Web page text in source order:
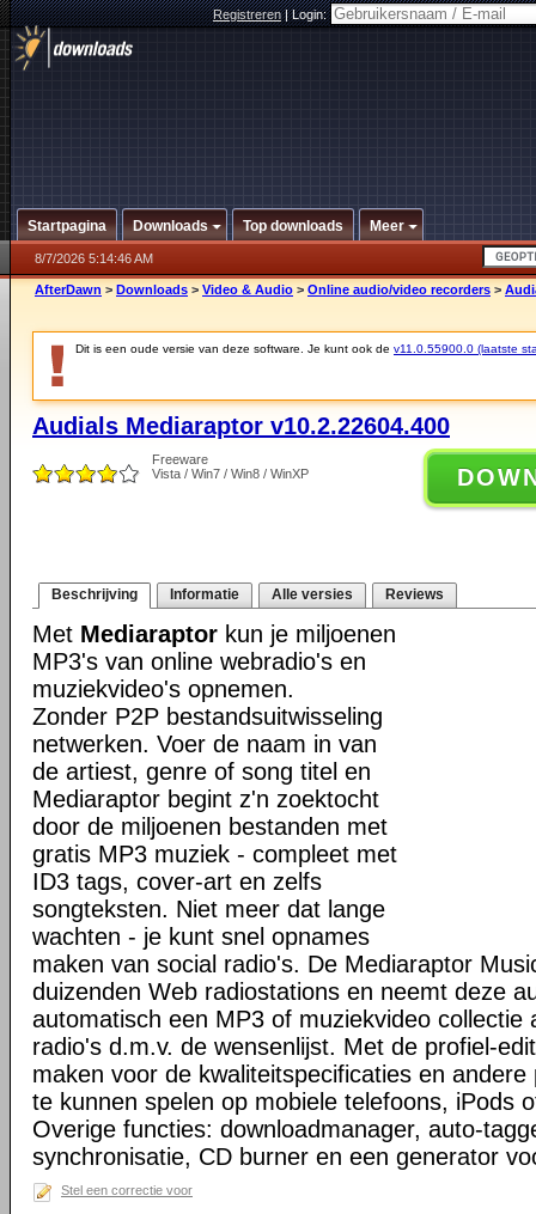
Registreren|Login:
Startpagina Downloads Top downloads Meer
8/7/2026 5:14:46 AM
AfterDawn > Downloads > Video & Audio > Online audio/video recorders >
Dit is een oude versie van deze software. Je kunt ook de v11.0.55900.0 (laatste
Audials Mediaraptor v10.2.22604.400
Freeware
Vista / Win7 / Win8 / WinXP
Beschrijving Informatie Alle versies Reviews
Met Mediaraptor kun je miljoenen
MP3's van online webradio's en
muziekvideo's opnemen.
Zonder P2P bestandsuitwisseling
netwerken. Voer de naam in van
de artiest, genre of song titel en
Mediaraptor begint z'n zoektocht
door de miljoenen bestanden met
gratis MP3 muziek - compleet met
ID3 tags, cover-art en zelfs
songteksten. Niet meer dat lange
wachten - je kunt snel opnames
maken van social radio's. De Mediaraptor
duizenden Web radiostations en neemt deze
automatisch een MP3 of muziekvideo collectie
radio's d.m.v. de wensenlijst. Met de profiel-
maken voor de kwaliteitspecificaties en
te kunnen spelen op mobiele telefoons, iPods
Overige functies: downloadmanager, auto-
synchronisatie, CD burner en een generator
Stel een correctie voor